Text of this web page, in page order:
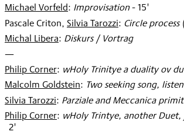
Michael Vorfeld: Improvisation- 15'
Pascale Criton, Silvia Tarozzi: Circle process (
Michal Libera: Diskurs / Vortrag
—
Philip Corner: wHoly Trinitye a duality ov
Malcolm Goldstein: Two seeking song,
Silvia Tarozzi: Parziale and Meccanica
Philip Corner: wHoly Trintye, another Duet,
2'